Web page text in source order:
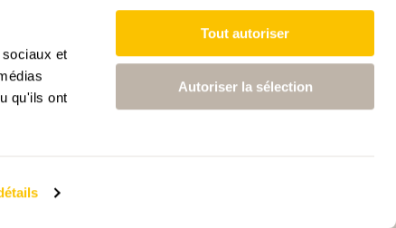
et
qu'ils ont
Tout autoriser
Autoriser la sélection
intelligence artificielle